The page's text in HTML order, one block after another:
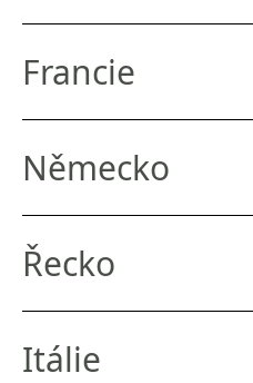
Francie
Německo
Řecko
Itálie